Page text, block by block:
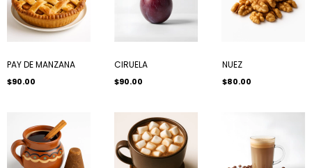
PAY DE MANZANA
$90.00
CIRUELA
$90.00
NUEZ
$80.00